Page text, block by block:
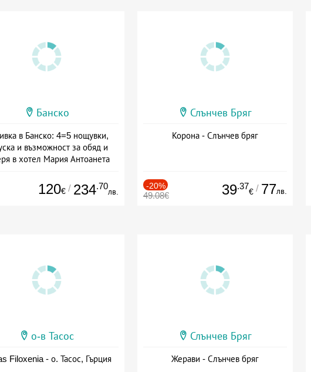
Банско
в Банско: 4=5 нощувки,
и възможност за обяд и
в хотел Мария Антоанета
120€ / 234.70
лв.
Слънчев Бряг
Корона - Слънчев бряг
-20%
49.08€ 39.37
€ / 77лв.
о-в Тасос
Filoxenia - о. Тасос, Гърция
Слънчев Бряг
Жерави - Слънчев бряг